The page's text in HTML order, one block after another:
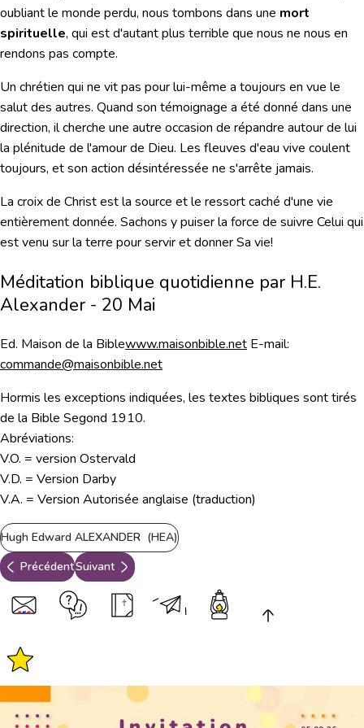
oubliant le monde perdu, nous tombons dans une mort
spirituelle, qui est d'autant plus terrible que nous ne nous en
rendons pas compte.
Un chrétien qui ne vit pas pour lui-même a toujours en vue le
salut des autres. Quand son témoignage a été donné dans une
direction, il cherche une autre occasion de répandre autour de lui
la plénitude de l'amour de Dieu. Les fleuves d'eau vive coulent
toujours, et son action désintéressée ne s'arrête jamais.
La croix de Christ est la source et le ressort caché d'une vie
entièrement donnée. Sachons y puiser la force de suivre Celui qui
est venu sur la terre pour servir et donner Sa vie!
Méditation biblique quotidienne par H.E.
Alexander - 20 Mai
Ed. Maison de la Biblewww.maisonbible.net E-mail:
commande@maisonbible.net
Hormis les exceptions indiquées, les textes bibliques sont tirés
de la Bible Segond 1910.
Abréviations:
V.O. = version Ostervald
V.D. = Version Darby
V.A. = Version Autorisée anglaise (traduction)
Hugh Edward ALEXANDER (HEA)
PrécédentSuivant